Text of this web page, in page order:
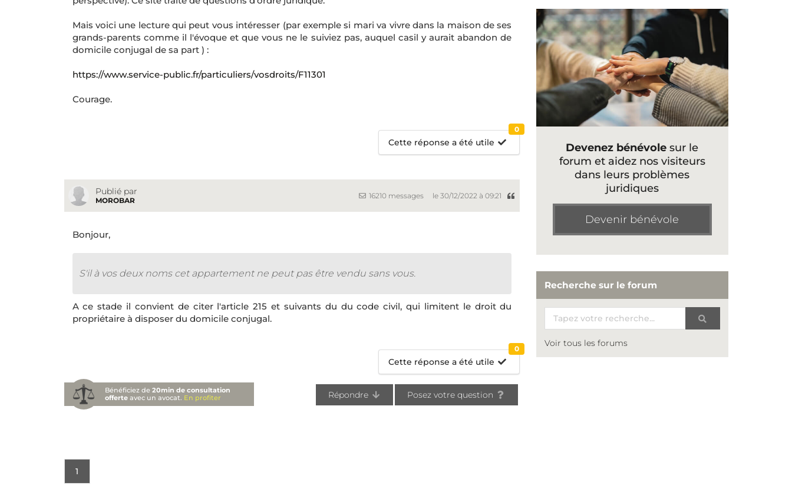
Mais voici une lecture qui peut vous intéresser (par exemple si mari va vivre dans la maison de ses
grands-parents comme il l'évoque et que vous ne le suiviez pas, auquel casil y aurait abandon de
domicile conjugal de sa part ) :
https://www.service-public.fr/particuliers/vosdroits/F11301
Courage.
Cette réponse a été utile
0
Publié par
MOROBAR
16210 messages le 30/12/2022 à 09:21
Bonjour,
S'il à vos deux noms cet appartement ne peut pas être vendu sans vous.
A ce stade il convient de citer l'article 215 et suivants du du code civil, qui limitent le droit du
propriétaire à disposer du domicile conjugal.
Cette réponse a été utile
0
Bénéficiez de20min de consultation
offerte avec un avocat. En profiter Répondre Posez votre question
1
Devenez bénévole sur le
forum et aidez nos visiteurs
dans leurs problèmes
juridiques
Devenir bénévole
Recherche sur le forum
Voir tous les forums